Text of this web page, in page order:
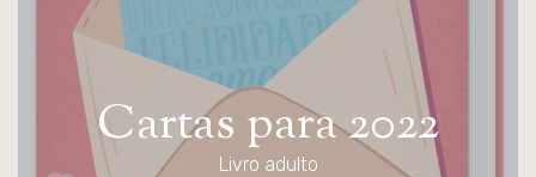
Cartas para2022
Livro adulto